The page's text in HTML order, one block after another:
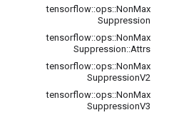
tensorflow::ops::NonMax
Suppression
tensorflow::ops::NonMax
Suppression::Attrs
tensorflow::ops::NonMax
SuppressionV2
tensorflow::ops::NonMax
SuppressionV3